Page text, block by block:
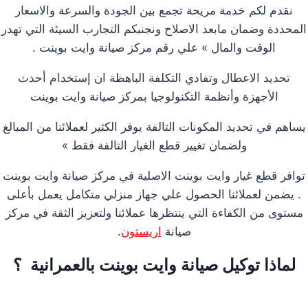
نقدم لكم خدمة مريحة تجمع بين الجودة والسرعة والاسعار
المحددة وضمان مابعد الاصلاح ونجنبكم التجارب السيئة التي تهدر
الوقت والمال » علي رقم مركز صيانة وايت بوينت .
تحديد الاعطال وتفادي التكلفة الباهظة ان إستخدام أحدث
الأجهزة وأنظمة التكنولوجيا بمركز صيانة وايت بوينت
يساهم في تحديد المكونات التالفة يوفر الكثير لعملائنا من المبالغ
ولضمان تغيير قطع الغيار التالفة فقط »
توافر قطع غيار وايت بوينت الاصلية في مركز صيانة وايت بوينت
. يضمن لعملائنا الحصول علي جهاز منزلي متكامل يعمل بأعلى
مستوى من الكفاءة التي ينتظرها عملائنا ولتعزيز الثقة في مركز
صيانة اريستون.
لماذا توكيل صيانة وايت بوينت بالعمرانية ؟